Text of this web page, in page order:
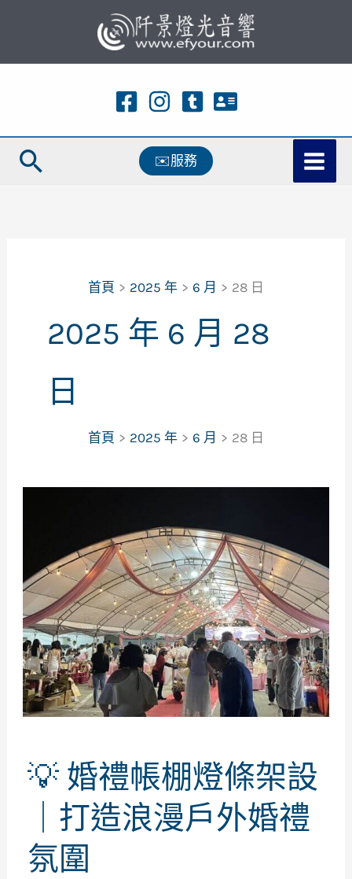
主
容
搜
✉️服務
首頁 2025 年 6 月 28 日
2025 年 6 月 28
日
首頁 2025 年 6 月 28 日
💡 婚禮帳棚燈條架設
｜打造浪漫戶外婚禮
氛圍